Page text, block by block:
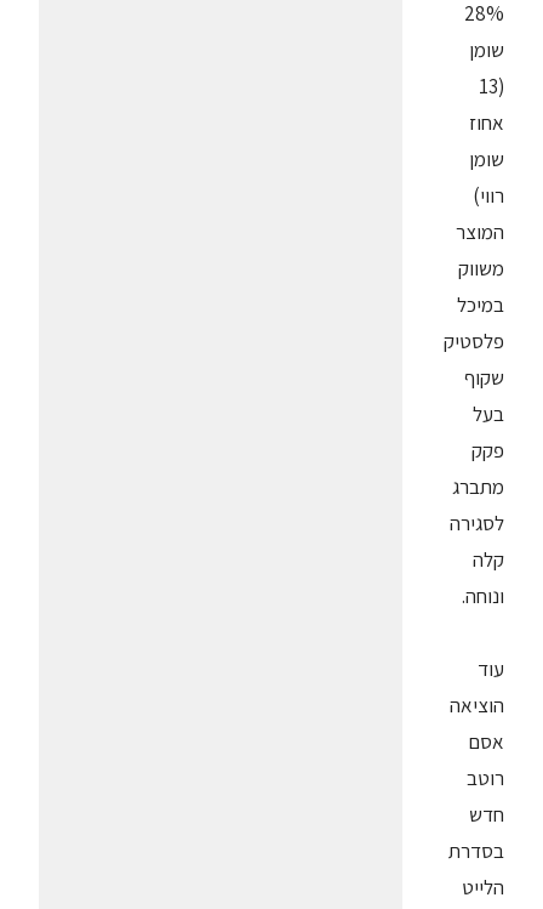
28%
שומן
(13
אחוז
שומן
רווי)
המוצר
משווק
במיכל
פלסטיק
שקוף
בעל
פקק
מתברג
לסגירה
קלה
ונוחה.
עוד
הוציאה
אסם
רוטב
חדש
בסדרת
הלייט